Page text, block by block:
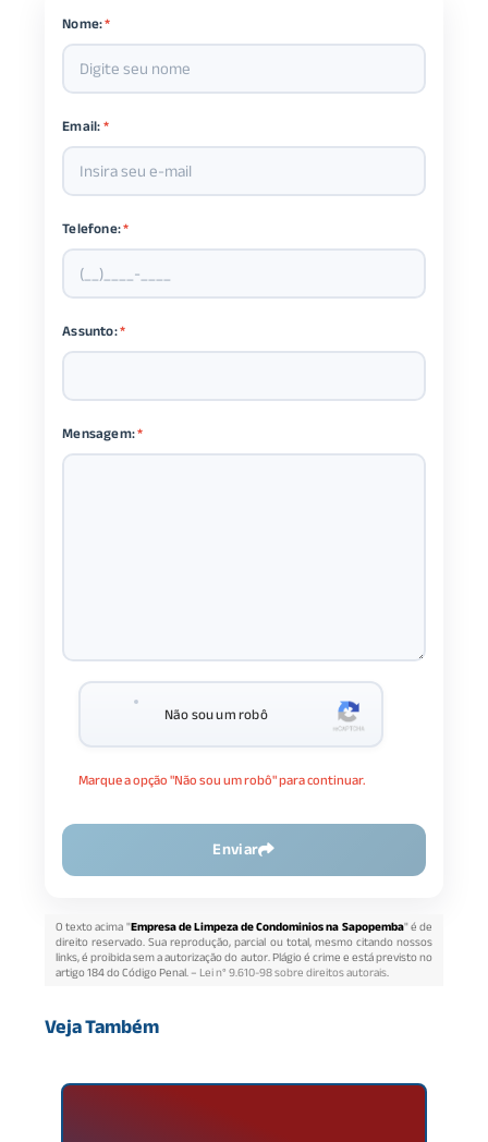
Nome:*
Email:*
Telefone:*
Assunto:*
Mensagem:*
Não sou um robô
Marque a opção "Não sou um robô" para continuar.
Enviar
O texto acima "Empresa de Limpeza de Condominios na Sapopemba" é de
direito reservado. Sua reprodução, parcial ou total, mesmo citando nossos
links, é proibida sem a autorização do autor. Plágio é crime e está previsto no
artigo 184 do Código Penal. –Lei n° 9.610-98 sobre direitos autorais.
Veja Também